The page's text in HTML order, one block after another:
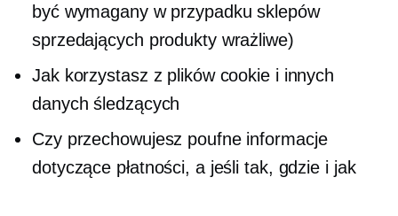
być wymagany w przypadku sklepów
sprzedających produkty wrażliwe)
Jak korzystasz z plików cookie i innych
danych śledzących
Czy przechowujesz poufne informacje
dotyczące płatności, a jeśli tak, gdzie i jak